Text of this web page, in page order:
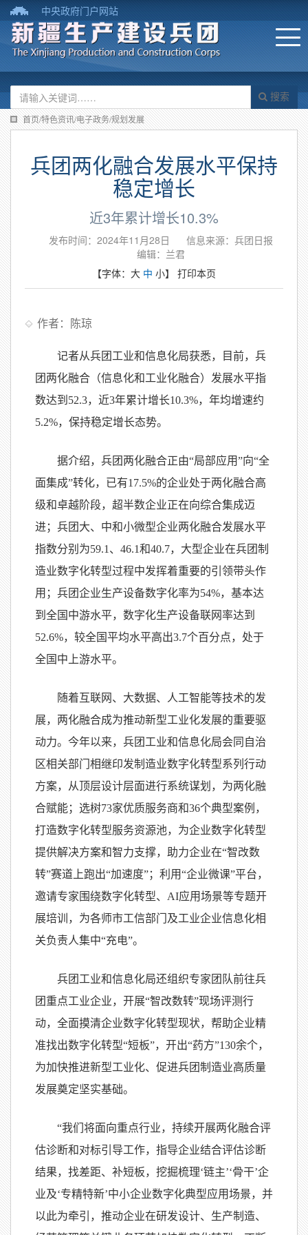
中央政府门户网站
搜索
首页/特色资讯/电子政务/规划发展
兵团两化融合发展水平保持
稳定增长
近3年累计增长10.3%
发布时间：2024年11月28日
信息来源：兵团日报
编辑：兰君
【字体： 大 中 小】 打印本页
作者：陈琼
记者从兵团工业和信息化局获悉，目前，兵
团两化融合（信息化和工业化融合）发展水平指
数达到52.3，近3年累计增长10.3%，年均增速约
5.2%，保持稳定增长态势。
据介绍，兵团两化融合正由“局部应用”向“全
面集成”转化，已有17.5%的企业处于两化融合高
级和卓越阶段，超半数企业正在向综合集成迈
进；兵团大、中和小微型企业两化融合发展水平
指数分别为59.1、46.1和40.7，大型企业在兵团制
造业数字化转型过程中发挥着重要的引领带头作
用；兵团企业生产设备数字化率为54%，基本达
到全国中游水平，数字化生产设备联网率达到
52.6%，较全国平均水平高出3.7个百分点，处于
全国中上游水平。
随着互联网、大数据、人工智能等技术的发
展，两化融合成为推动新型工业化发展的重要驱
动力。今年以来，兵团工业和信息化局会同自治
区相关部门相继印发制造业数字化转型系列行动
方案，从顶层设计层面进行系统谋划，为两化融
合赋能；选树73家优质服务商和36个典型案例，
打造数字化转型服务资源池，为企业数字化转型
提供解决方案和智力支撑，助力企业在“智改数
转”赛道上跑出“加速度”；利用“企业微课”平台，
邀请专家围绕数字化转型、AI应用场景等专题开
展培训，为各师市工信部门及工业企业信息化相
关负责人集中“充电”。
兵团工业和信息化局还组织专家团队前往兵
团重点工业企业，开展“智改数转”现场评测行
动，全面摸清企业数字化转型现状，帮助企业精
准找出数字化转型“短板”，开出“药方”130余个，
为加快推进新型工业化、促进兵团制造业高质量
发展奠定坚实基础。
“我们将面向重点行业，持续开展两化融合评
估诊断和对标引导工作，指导企业结合评估诊断
结果，找差距、补短板，挖掘梳理‘链主’‘骨干’企
业及‘专精特新’中小企业数字化典型应用场景，并
以此为牵引，推动企业在研发设计、生产制造、